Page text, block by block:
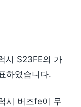
시 S23FE의 가
하였습니다.
시 버즈fe이 무